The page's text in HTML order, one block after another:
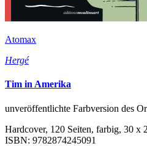
Atomax
Hergé
Tim in Amerika
unveröffentlichte Farbversion des
Hardcover, 120 Seiten, farbig, 30 x
ISBN: 9782874245091